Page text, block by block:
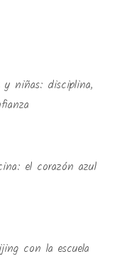
niñas: disciplina,
el corazón azul
con la escuela